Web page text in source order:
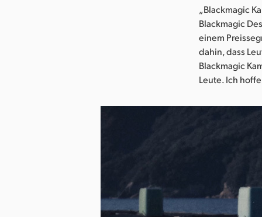
„Blackmagic
Blackmagic
einem
dahin, dass
Blackmagic
Leute. Ich